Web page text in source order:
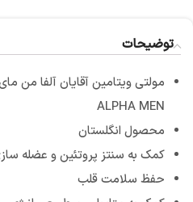
توضیحات
ALPHA MEN
محصول انگلستان
کمک به سنتز پروتئین و عضله
حفظ سلامت قلب